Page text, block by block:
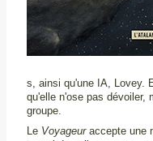
s, ainsi qu'une IA, Lovey.
qu'elle n'ose pas dévoiler,
groupe.
Le Voyageuraccepte une